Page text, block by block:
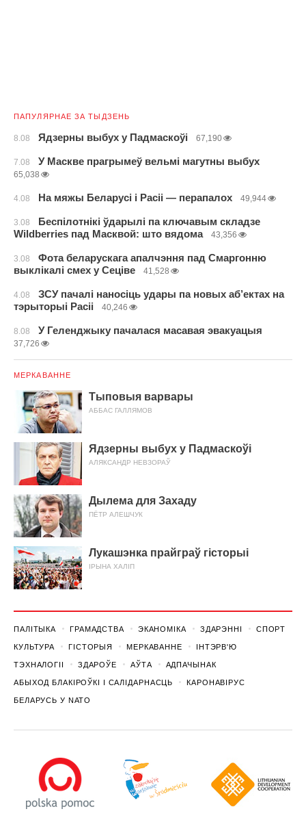
ПАПУЛЯРНАЕ ЗА ТЫДЗЕНЬ
8.08 Ядзерны выбух у Падмаскоўі 67,190
7.08 У Маскве прагрымеў вельмі магутны выбух
65,038
4.08 На мяжы Беларусі і Расіі — перапалох 49,944
3.08
Беспілотнікі ўдарылі па ключавым складзе
Wildberries пад Масквой: што вядома
43,356
3.08
Фота беларускага апалчэння пад Смаргонню
выклікалі смех у Сеціве
41,528
4.08
ЗСУ пачалі наносіць удары па новых аб’ектах на
тэрыторыі Расіі
40,246
8.08 У Геленджыку пачалася масавая эвакуацыя
37,726
МЕРКАВАННЕ
Тыповыя варвары
АББАС ГАЛЛЯМОВ
Ядзерны выбух у Падмаскоўі
АЛЯКСАНДР НЕВЗОРАЎ
Дылема для Захаду
ПЁТР АЛЕШЧУК
Лукашэнка прайграў гісторыі
ІРЫНА ХАЛІП
ПАЛІТЫКА ГРАМАДСТВА ЭКАНОМІКА ЗДАРЭННI СПОРТ
КУЛЬТУРА ГІСТОРЫЯ МЕРКАВАННЕ ІНТЭРВ'Ю
ТЭХНАЛОГІІ ЗДАРОЎЕ АЎТА АДПАЧЫНАК
АБЫХОД БЛАКІРОЎКІ І САЛІДАРНАСЦЬ КАРОНАВІРУС
БЕЛАРУСЬ У NATO